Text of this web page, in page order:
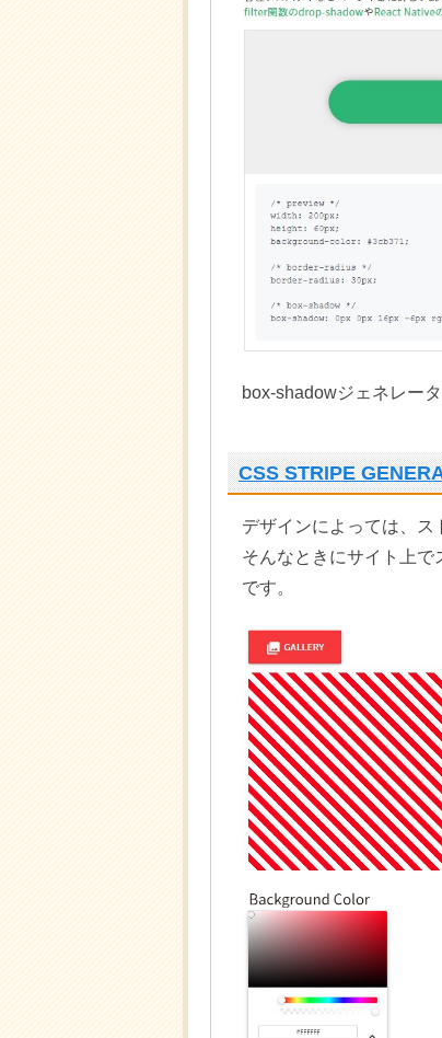
box-shadowジェネレータ
CSS STRIPE
デザインによっては、ス
そんなときにサイト上で
です。